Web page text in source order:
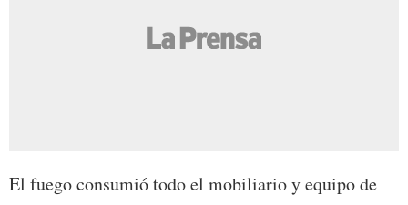
El fuego consumió todo el mobiliario y equipo de